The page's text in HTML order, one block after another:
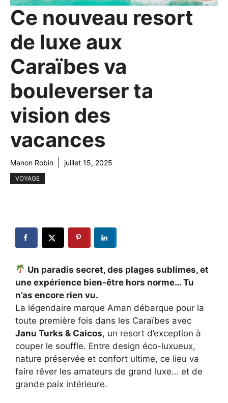
Ce nouveau resort
de luxe aux
Caraïbes va
bouleverser ta
vision des
vacances
Manon Robin juillet 15, 2025
VOYAGE
Un paradis secret, des plages sublimes, et
une expérience bien-être hors norme… Tu
n’as encore rien vu.
La légendaire marque Aman débarque pour la
toute première fois dans les Caraïbes avec
Janu Turks & Caicos, un resort d’exception à
couper le souffle. Entre design éco-luxueux,
nature préservée et confort ultime, ce lieu va
faire rêver les amateurs de grand luxe… et de
grande paix intérieure.